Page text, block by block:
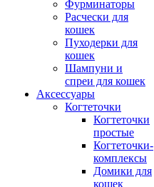
Фурминаторы
Расчески для
кошек
Пуходерки для
кошек
Шампуни и
спреи для кошек
Аксессуары
Когтеточки
Когтеточки
простые
Когтеточки-
комплексы
Домики для
кошек